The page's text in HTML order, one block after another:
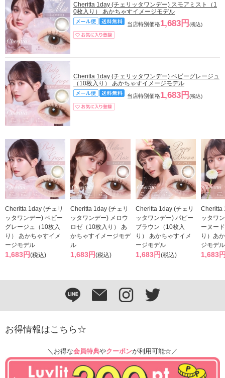
Cheritta 1day (チェリッタワンデー) スモアミスト（1
0枚入り） あかちゃすイメージモデル
当店特別価格1,683円 (税込)
Cheritta 1day (チェリッタワンデー) ベビーグレージュ
（10枚入り） あかちゃすイメージモデル
当店特別価格1,683円 (税込)
Cheritta 1day (チェリ
ッタワンデー) ベビー
グレージュ（10枚入
り） あかちゃすイメ
ージモデル
1,683円(税込)
Cheritta 1day (チェリ
ッタワンデー) メロウ
ロゼ（10枚入り） あ
かちゃすイメージモデ
ル
1,683円(税込)
Cheritta 1day (チェリ
ッタワンデー) パピー
ブラウン（10枚入
り） あかちゃすイメ
ージモデル
1,683円(税込)
Cheritta
ッタワ
ーヌー
り）あ
ジモデル
1,683
お得情報はこちら☆
＼お得な会員特典やクーポンが利用可能☆／